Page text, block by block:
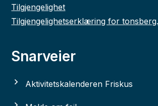
Tilgjengelighet
Tilgjengelighetserklæring for
Snarveier
Aktivitetskalenderen Friskus